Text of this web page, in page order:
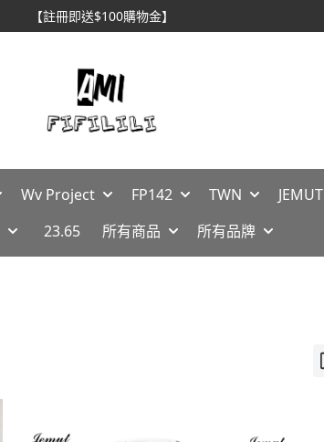
【註冊即送$100購物金】
Wv Project FP142 TWN JEMUT
23.65 所有商品 所有品牌